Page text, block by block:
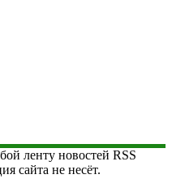
ленту новостей RSS
сайта не несёт.